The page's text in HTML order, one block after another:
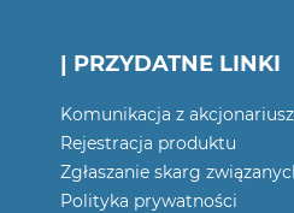
| PRZYDATNE LINKI
Komunikacja z
Rejestracja produktu
Zgłaszanie skarg
Polityka prywatności